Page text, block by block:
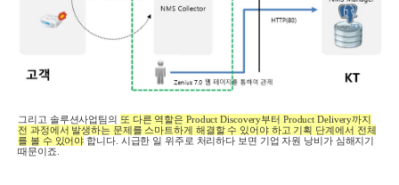
그리고 솔루션사업팀의 또 다른 역할은 Product Discovery부터 Product Delivery까지
전 과정에서 발생하는 문제를 스마트하게 해결할 수 있어야 하고 기획 단계에서 전체
를 볼 수 있어야 합니다. 시급한 일 위주로 처리하다 보면 기업 자원 낭비가 심해지기
때문이죠